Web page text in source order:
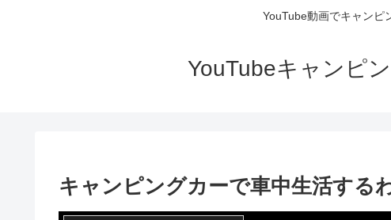
YouTube動画でキャンピ
YouTubeキャンピ
キャンピングカーで車中生活する